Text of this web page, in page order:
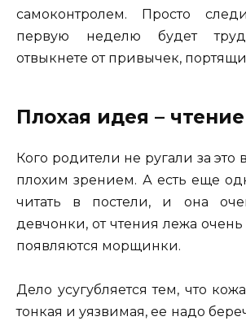
самоконтролем. Просто
первую неделю будет
отвыкнете от привычек,
Плохая идея –
Кого родители не ругали за это
плохим зрением. А есть еще
читать в постели, и она
девчонки, от чтения лежа
появляются морщинки.
Дело усугубляется тем, что
тонкая и уязвимая, ее надо